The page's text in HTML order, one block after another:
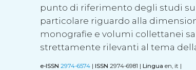
punto di riferimento degli studi
particolare riguardo alla
monografie e volumi collettanei
strettamente rilevanti al tema
e-ISSN 2974-6574 |ISSN 2974-6981 |Linguaen, it |